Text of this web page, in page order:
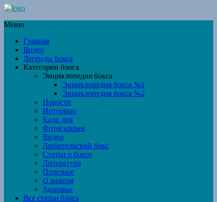
Меню
Главная
Видео
Легенды бокса
Категории блога
Энциклопедия бокса
Энциклопедия бокса №1
Энциклопедия бокса №2
Новости
Интервью
Кадр дня
Фотогалерея
Видео
Любительский бокс
Статьи о боксе
Литература
Полезное
О разном
Здоровье
Все статьи блога